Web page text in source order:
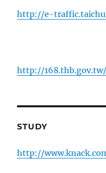
http://e-
http://
STUDY
http://